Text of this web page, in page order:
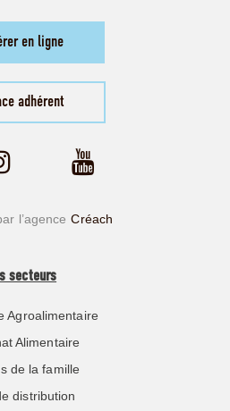
en ligne
adhérent
l’agence Créach
secteurs
Agroalimentaire
Alimentaire
de la famille
distribution